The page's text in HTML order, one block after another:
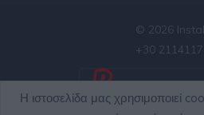
© 2026
+30
Secure payments by
Η ιστοσελίδα μας χρησιμοποιεί